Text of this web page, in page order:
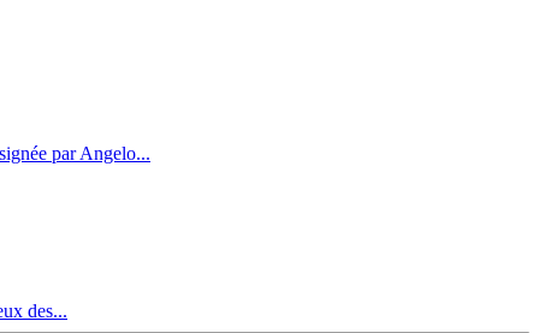
par Angelo...
des...